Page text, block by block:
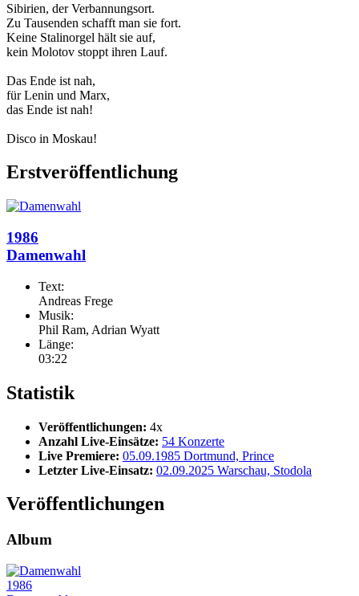
Sibirien, der Verbannungsort.
Zu Tausenden schafft man sie fort.
Keine Stalinorgel hält sie auf,
kein Molotov stoppt ihren Lauf.
Das Ende ist nah,
für Lenin und Marx,
das Ende ist nah!
Disco in Moskau!
Erstveröffentlichung
1986
Damenwahl
Text:
Andreas Frege
Musik:
Phil Ram, Adrian Wyatt
Länge:
03:22
Statistik
Veröffentlichungen: 4x
Anzahl Live-Einsätze: 54 Konzerte
Live Premiere: 05.09.1985 Dortmund, Prince
Letzter Live-Einsatz: 02.09.2025 Warschau, Stodola
Veröffentlichungen
Album
1986